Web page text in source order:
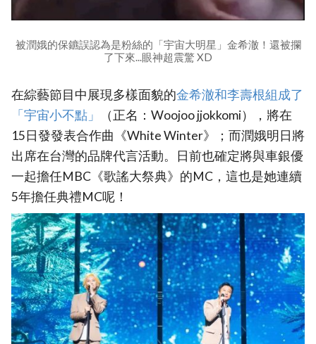
被潤娥的保鑣誤認為是粉絲的「宇宙大明星」金希澈！還被攔
了下來...眼神超震驚 XD
在綜藝節目中展現多樣面貌的金希澈和李壽根組成了
「宇宙小不點」
（正名：Woojoo jjokkomi），將在
15日發發表合作曲《White Winter》；而潤娥明日將
出席在台灣的品牌代言活動。日前也確定將與車銀優
一起擔任MBC《歌謠大祭典》的MC，這也是她連續
5年擔任典禮MC呢！